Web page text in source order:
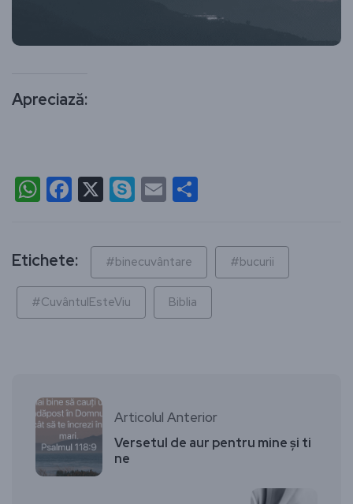
Apreciază:
WhatsApp
Facebook
X Skype
Email
Etichete: #binecuvântare #bucurii
#CuvântulEsteViu Biblia
Articolul Anterior
Versetul de aur pentru mine și ti
ne